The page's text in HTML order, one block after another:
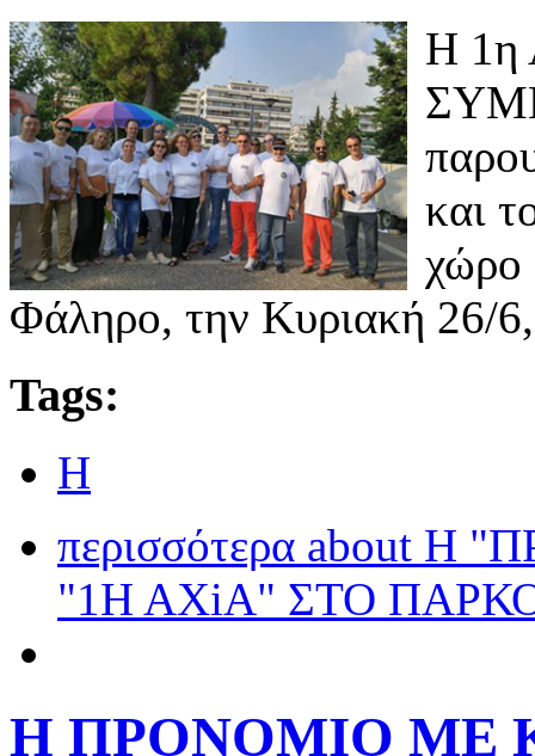
Η 1η
και
χώρο
Φάληρο, την Κυριακή 26/
Tags:
H
περισσότερα about H
"1Η ΑΧiΑ" ΣΤΟ
Η ΠΡΟΝΟΜΙΟ ΜΕ